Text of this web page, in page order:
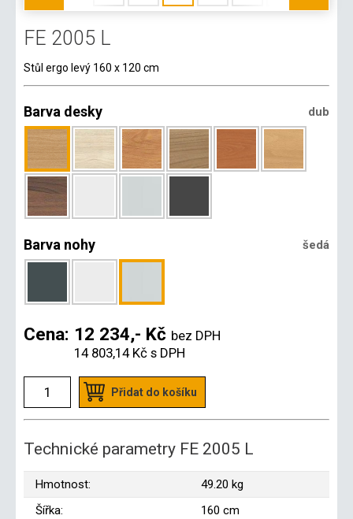
FE 2005 L
Stůl ergo levý 160 x 120 cm
Barva desky dub
Barva nohy šedá
Cena: 12 234,- Kč bez DPH
14 803,14 Kč s DPH
Přidat do košíku
Technické parametry FE 2005 L
Hmotnost:
49.20 kg
Šířka:
160 cm